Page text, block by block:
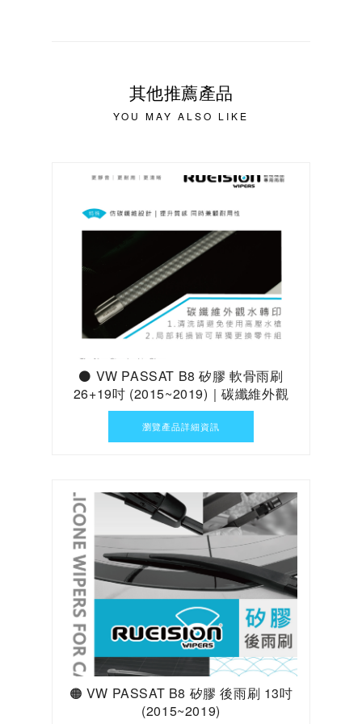
其他推薦產品
YOU MAY ALSO LIKE
⚫ VW PASSAT B8 矽膠 軟骨雨刷
26+19吋 (2015~2019)｜碳纖維外觀
瀏覽產品詳細資訊
🟠 VW PASSAT B8 矽膠 後雨刷 13吋
(2015~2019)